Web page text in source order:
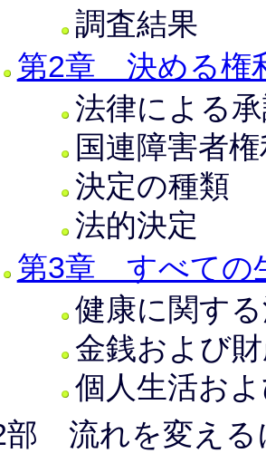
調査結果
第2章 決める権
法律による
国連障害者
決定の種類
法的決定
第3章 すべての
健康に関す
金銭および
個人生活お
部 流れを変える